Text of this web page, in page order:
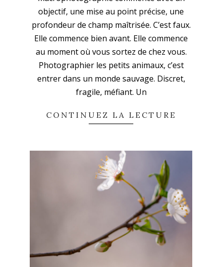
objectif, une mise au point précise, une
profondeur de champ maîtrisée. C’est faux.
Elle commence bien avant. Elle commence
au moment où vous sortez de chez vous.
Photographier les petits animaux, c’est
entrer dans un monde sauvage. Discret,
fragile, méfiant. Un
CONTINUEZ LA LECTURE
confidentialité